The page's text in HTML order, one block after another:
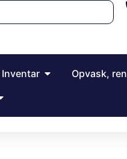
Opvask,